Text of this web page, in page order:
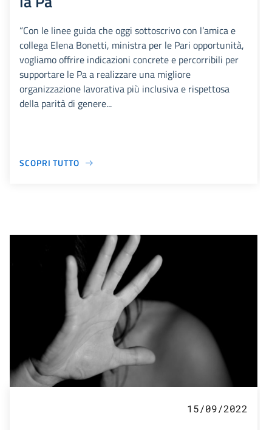
“Con le linee guida che oggi sottoscrivo con l’amica e
collega Elena Bonetti, ministra per le Pari opportunità,
vogliamo offrire indicazioni concrete e percorribili per
supportare le Pa a realizzare una migliore
organizzazione lavorativa più inclusiva e rispettosa
della parità di genere...
SCOPRI TUTTO
15/09/2022